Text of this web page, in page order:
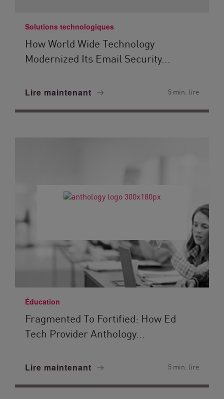
Solutions technologiques
How World Wide Technology
Modernized Its Email Security...
Lire maintenant 5 min. lire
Éducation
Fragmented To Fortified: How Ed
Tech Provider Anthology...
Lire maintenant 5 min. lire